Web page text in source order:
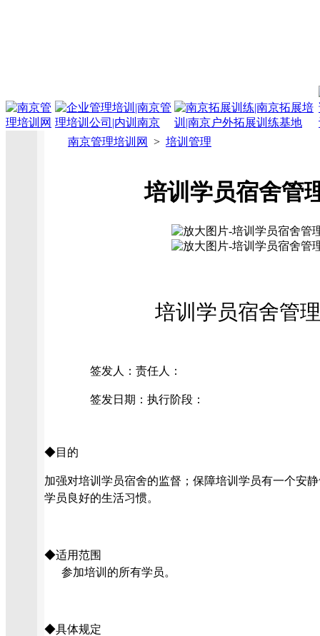
南京管理培训网 > 培训管理
培训学员宿舍管
培训学员宿舍管
签发人： 责任人：
签发日期： 执行阶段：
◆目的
加强对培训学员宿舍的监督；保障培训学员有一个安
学员良好的生活习惯。
◆适用范围
参加培训的所有学员。
◆具体规定